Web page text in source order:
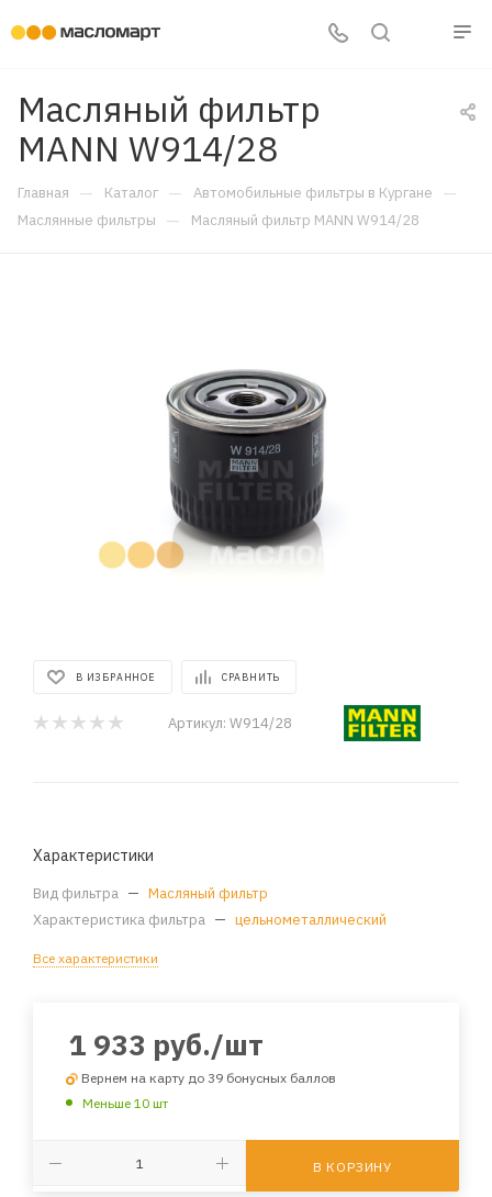
Масляный фильтр
MANN W914/28
Главная — Каталог — Автомобильные фильтры в Кургане —
Маслянные фильтры — Масляный фильтр MANN W914/28
В ИЗБРАННОЕ СРАВНИТЬ
Артикул: W914/28
Характеристики
Вид фильтра — Масляный фильтр
Характеристика фильтра — цельнометаллический
Все характеристики
1 933 руб./шт
Вернем на карту до 39 бонусных баллов
Меньше 10 шт
В КОРЗИНУ